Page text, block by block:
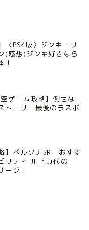
〈PS4版〉ジンキ・リ
(感想)ジンキ好きなら
！
空ゲーム攻略】倒せな
トーリー最後のラスボ
】ペルソナ5R おすす
リティ-川上貞代の
ージ」